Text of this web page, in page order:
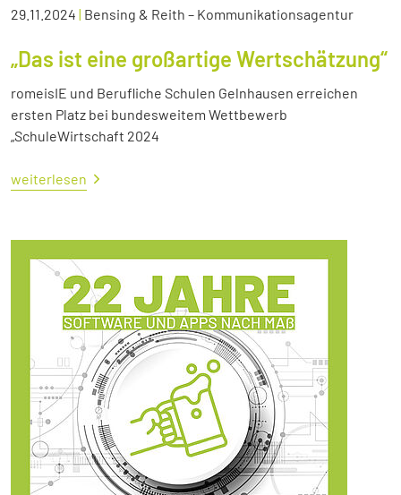
29.11.2024 | Bensing & Reith – Kommunikationsagentur
„Das ist eine großartige Wertschätzung“
romeisIE und Berufliche Schulen Gelnhausen erreichen
ersten Platz bei bundesweitem Wettbewerb
„SchuleWirtschaft 2024
weiterlesen